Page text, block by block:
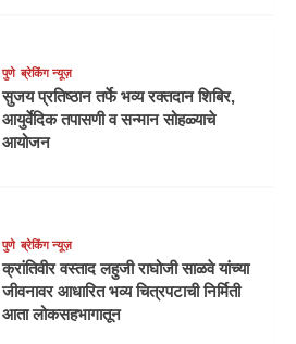
पुणे ब्रेकिंग न्यूज़
सुजय प्रतिष्ठान तर्फे भव्य रक्तदान शिबिर,
आयुर्वेदिक तपासणी व सन्मान सोहळ्याचे
आयोजन
पुणे ब्रेकिंग न्यूज़
क्रांतिवीर वस्ताद लहुजी राघोजी साळवे यांच्या
जीवनावर आधारित भव्य चित्रपटाची निर्मिती
आता लोकसहभागातून